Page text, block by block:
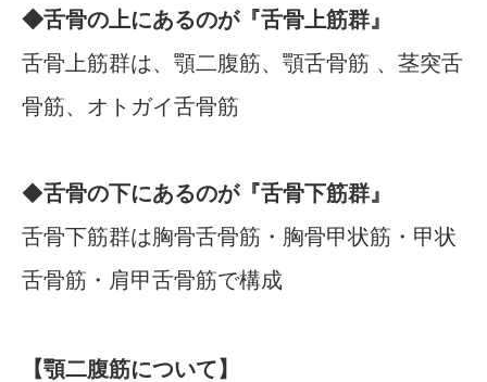
◆舌骨の上にあるのが『舌骨上筋群』
舌骨上筋群は、顎二腹筋、顎舌骨筋 、茎突舌
骨筋、オトガイ舌骨筋
◆舌骨の下にあるのが『舌骨下筋群』
舌骨下筋群は胸骨舌骨筋・胸骨甲状筋・甲状
舌骨筋・肩甲舌骨筋で構成
【顎二腹筋について】